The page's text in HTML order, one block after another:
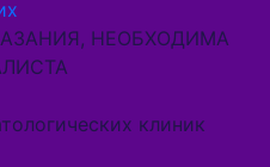
НЕОБХОДИМА
клиник